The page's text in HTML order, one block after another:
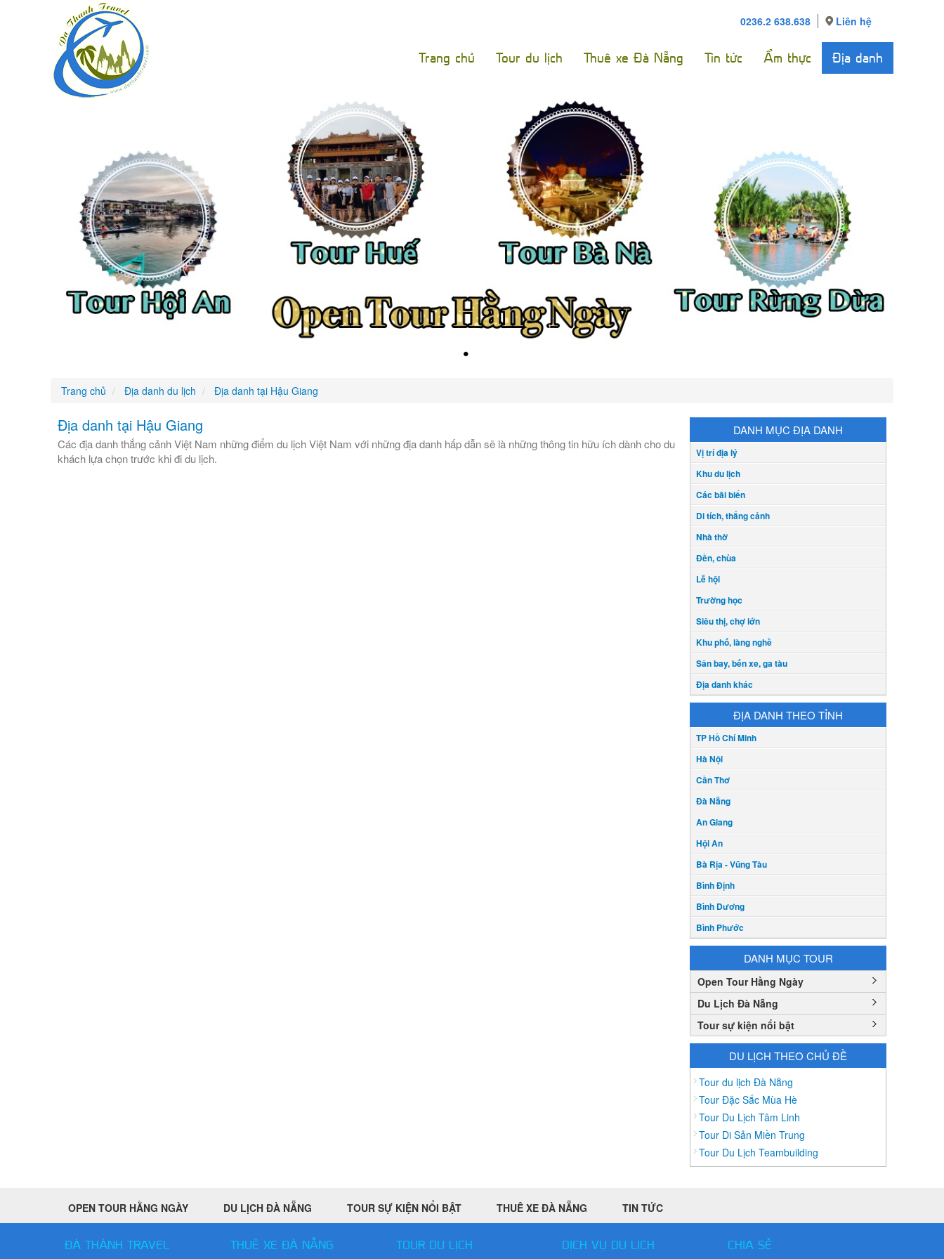
0236.2 638.638 Liên hệ
Trang chủ Tour du lịch Thuê xe Đà Nẵng Tin tức Ẩm thực Địa danh
Trang chủ Địa danh du lịch Địa danh tại Hậu Giang
Địa danh tại Hậu Giang
Các địa danh thắng cảnh Việt Nam những điểm du lịch Việt Nam với những địa danh hấp dẫn sẽ là những thông tin hữu ích dành cho du
khách lựa chọn trước khi đi du lịch.
DANH MỤC ĐỊA DANH
Vị trí địa lý
Khu du lịch
Các bãi biển
Di tích, thắng cảnh
Nhà thờ
Đền, chùa
Lễ hội
Trường học
Siêu thị, chợ lớn
Khu phố, làng nghề
Sân bay, bến xe, ga tàu
Địa danh khác
ĐỊA DANH THEO TỈNH
TP Hồ Chí Minh
Hà Nội
Cần Thơ
Đà Nẵng
An Giang
Hội An
Bà Rịa - Vũng Tàu
Bình Định
Bình Dương
Bình Phước
Bình Thuận
Bắc Cạn
Bắc Giang
Bắc Ninh
Bạc Liêu
Cao Bằng
Daknông
Đồng Nai
Đồng Tháp
Gia Lai
Hà Giang
DANH MỤC TOUR
Open Tour Hằng Ngày
Du Lịch Đà Nẵng
Tour sự kiện nổi bật
DU LỊCH THEO CHỦ ĐỀ
Tour du lịch Đà Nẵng
Tour Đặc Sắc Mùa Hè
Tour Du Lịch Tâm Linh
Tour Di Sản Miền Trung
Tour Du Lịch Teambuilding
OPEN TOUR HẰNG NGÀY DU LỊCH ĐÀ NẴNG TOUR SỰ KIỆN NỔI BẬT THUÊ XE ĐÀ NẴNG TIN TỨC
ĐÀ THÀNH TRAVEL THUÊ XE ĐÀ NẴNG TOUR DU LỊCH DỊCH VỤ DU LỊCH CHIA SẺ